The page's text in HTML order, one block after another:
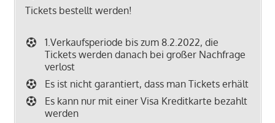
Tickets bestellt werden!
1.Verkaufsperiode bis zum 8.2.2022, die
Tickets werden danach bei großer Nachfrage
verlost
Es ist nicht garantiert, dass man Tickets erhält
Es kann nur mit einer Visa Kreditkarte bezahlt
werden